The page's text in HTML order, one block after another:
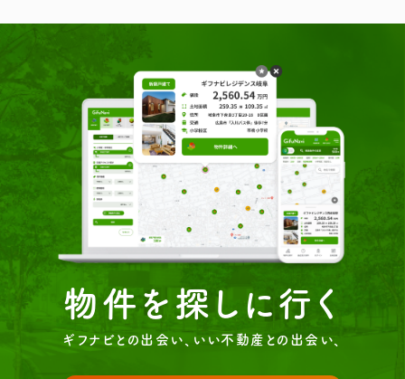
物件を探しに行く
ギフナビとの出会い、いい不動産との出会い、